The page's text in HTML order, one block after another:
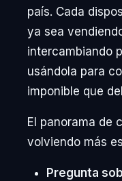
país. Cada
ya sea
intercambiando
usándola para
imponible que
El panorama de
volviendo más
Pregunta